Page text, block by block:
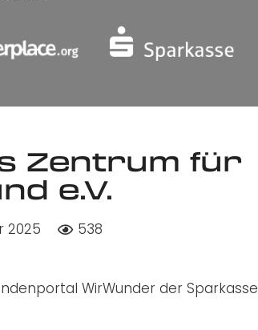
Zentrum für
e.V.
2025 538
WirWunder der Sparkasse